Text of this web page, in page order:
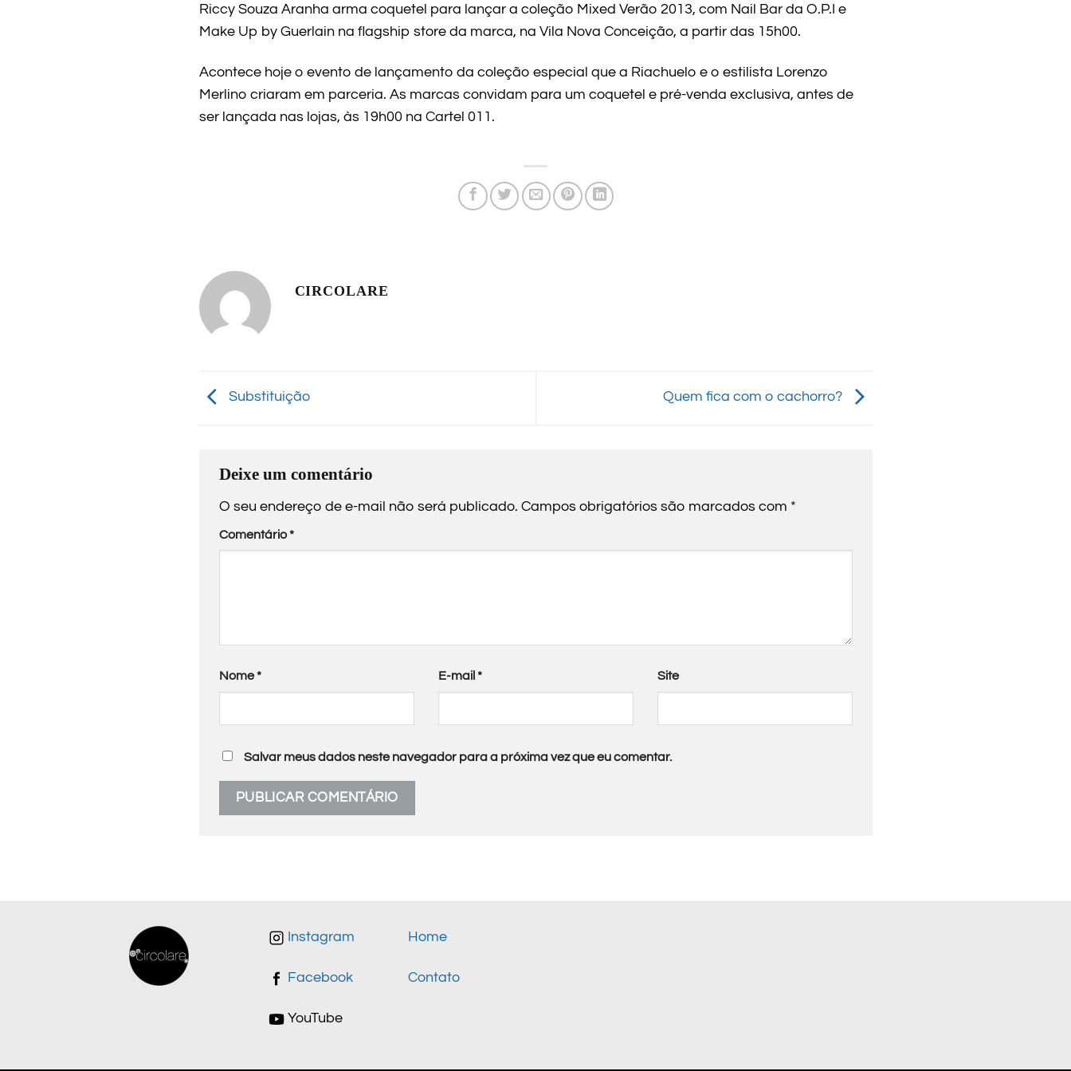
Riccy Souza Aranha arma coquetel para lançar a coleção Mixed Verão 2013, com Nail Bar da O.P.I e
Make Up by Guerlain na flagship store da marca, na Vila Nova Conceição, a partir das 15h00.
Acontece hoje o evento de lançamento da coleção especial que a Riachuelo e o estilista Lorenzo
Merlino criaram em parceria. As marcas convidam para um coquetel e pré-venda exclusiva, antes de
ser lançada nas lojas, às 19h00 na Cartel 011.
CIRCOLARE
Substituição Quem fica com o cachorro?
Deixe um comentário
O seu endereço de e-mail não será publicado. Campos obrigatórios são marcados com *
Comentário*
Nome* E-mail * Site
Salvar meus dados neste navegador para a próxima vez que eu comentar.
Instagram
Facebook
YouTube
Home
Contato